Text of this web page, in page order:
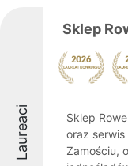
Laureaci
Sklep
Sklep
oraz serwis
Zamościu,